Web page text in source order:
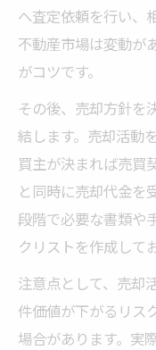
へ査定依頼を行い、
不動産市場は変動が
がコツです。
その後、売却方針を
結します。売却活動
買主が決まれば売買
と同時に売却代金を
段階で必要な書類や
クリストを作成して
注意点として、売却
件価値が下がるリス
場合があります。実